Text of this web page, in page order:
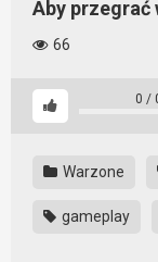
Aby przegrać
66
0 /
Warzone
gameplay